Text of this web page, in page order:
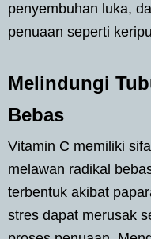
penyembuhan luka,
penuaan seperti
Melindungi
Bebas
Vitamin C memiliki
melawan radikal
terbentuk akibat
stres dapat merusak